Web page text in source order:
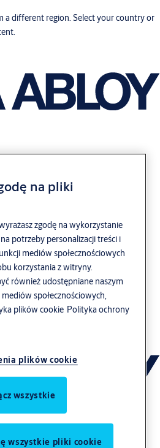
a different region. Select your country or
na pliki
zgodę na wykorzystanie
potrzeby personalizacji treści i
mediów społecznościowych
korzystania z witryny.
również udostępniane naszym
społecznościowych,
plików cookie Polityka ochrony
plików cookie
wszystkie
wszystkie pliki cookie